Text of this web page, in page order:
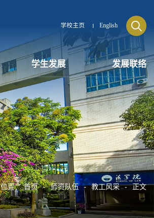
学校主页 English
学生发展 发展联络
位置：首页 - 师资队伍 - 教工风采 - 正文